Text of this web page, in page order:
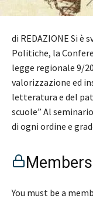
di REDAZIONE Si è
Politiche, la
legge regionale 9/
valorizzazione ed
letteratura e del
scuole” Al
di ogni ordine e
You must be a